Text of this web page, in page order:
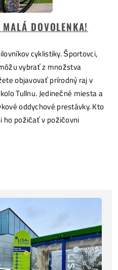
DOVOLENKA!
cyklistiky. Športovci,
vybrať z množstva
objavovať prírodný raj v
Tullnu. Jedinečné miesta a
oddychové prestávky. Kto
ho požičať v požičovni